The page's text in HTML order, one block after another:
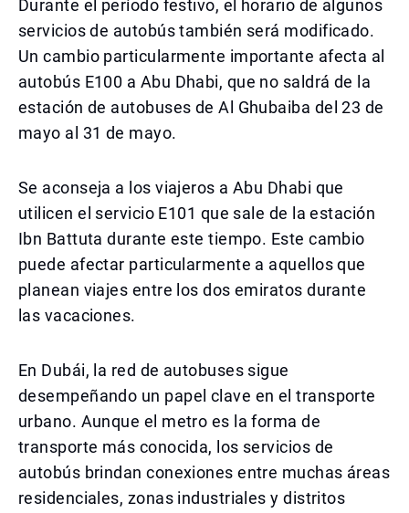
Durante el período festivo, el horario de algunos
servicios de autobús también será modificado.
Un cambio particularmente importante afecta al
autobús E100 a Abu Dhabi, que no saldrá de la
estación de autobuses de Al Ghubaiba del 23 de
mayo al 31 de mayo.
Se aconseja a los viajeros a Abu Dhabi que
utilicen el servicio E101 que sale de la estación
Ibn Battuta durante este tiempo. Este cambio
puede afectar particularmente a aquellos que
planean viajes entre los dos emiratos durante
las vacaciones.
En Dubái, la red de autobuses sigue
desempeñando un papel clave en el transporte
urbano. Aunque el metro es la forma de
transporte más conocida, los servicios de
autobús brindan conexiones entre muchas áreas
residenciales, zonas industriales y distritos